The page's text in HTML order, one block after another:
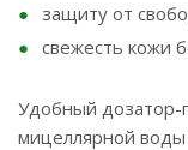
защиту от
свежесть кожи
Удобный дозатор-
мицеллярной